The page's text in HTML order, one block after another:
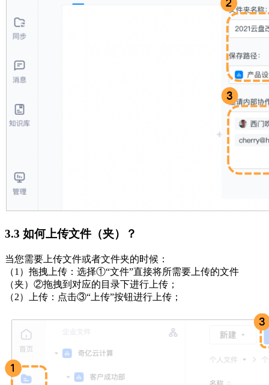
3.3 如何上传文件（夹）？
当您需要上传文件或者文件夹的时候：
（1）拖拽上传：选择①“文件”直接将所需要上传的文件
（夹）②拖拽到对应的目录下进行上传；
（2）上传：点击③“上传”按钮进行上传；